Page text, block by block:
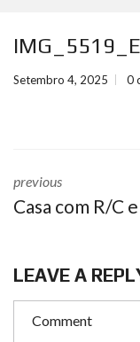
Setembro 4, 2025 0
previous
Casa com R/C
LEAVE A